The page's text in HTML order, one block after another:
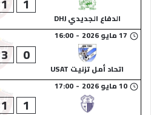
الدفاع الجديدي DHJ
17 مايو 2026 -
16:00
اتحاد أمل تزنيت USAT
0
3
10 مايو 2026 -
17:00
1
1